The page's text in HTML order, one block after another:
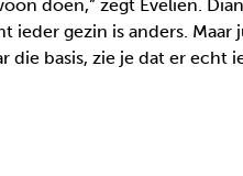
doen,” zegt Evelien.
ieder gezin is anders. Maar
basis, zie je dat er echt